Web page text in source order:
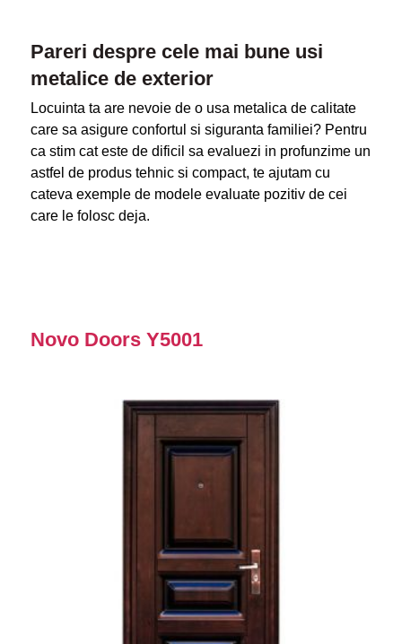
Pareri despre cele mai bune usi
metalice de exterior
Locuinta ta are nevoie de o usa metalica de calitate
care sa asigure confortul si siguranta familiei? Pentru
ca stim cat este de dificil sa evaluezi in profunzime un
astfel de produs tehnic si compact, te ajutam cu
cateva exemple de modele evaluate pozitiv de cei
care le folosc deja.
Novo Doors Y5001